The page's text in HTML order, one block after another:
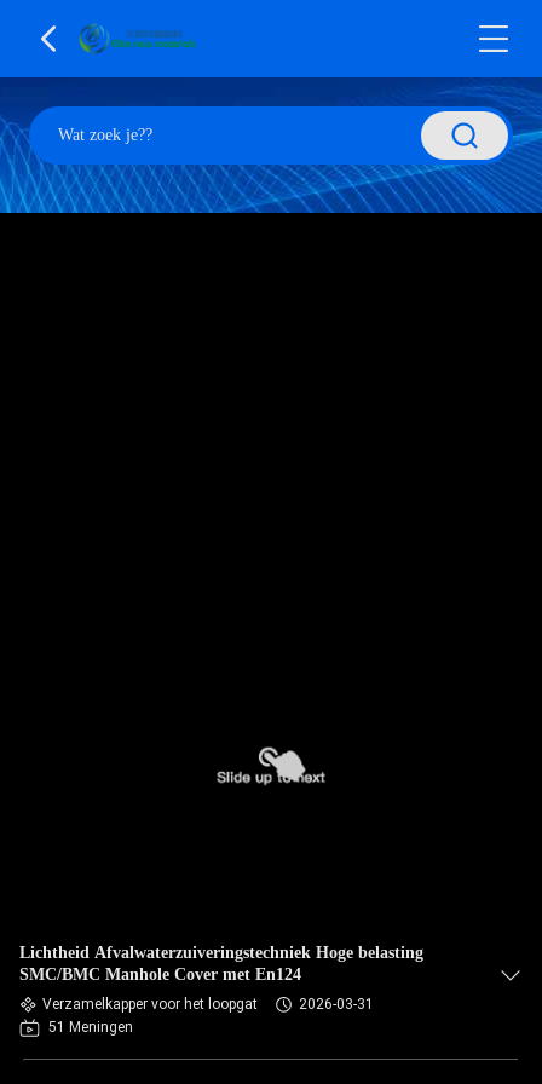
Lichtheid Afvalwaterzuiveringstechniek Hoge belasting
SMC/BMC Manhole Cover met En124
Verzamelkapper voor het loopgat
2026-03-31
51 Meningen